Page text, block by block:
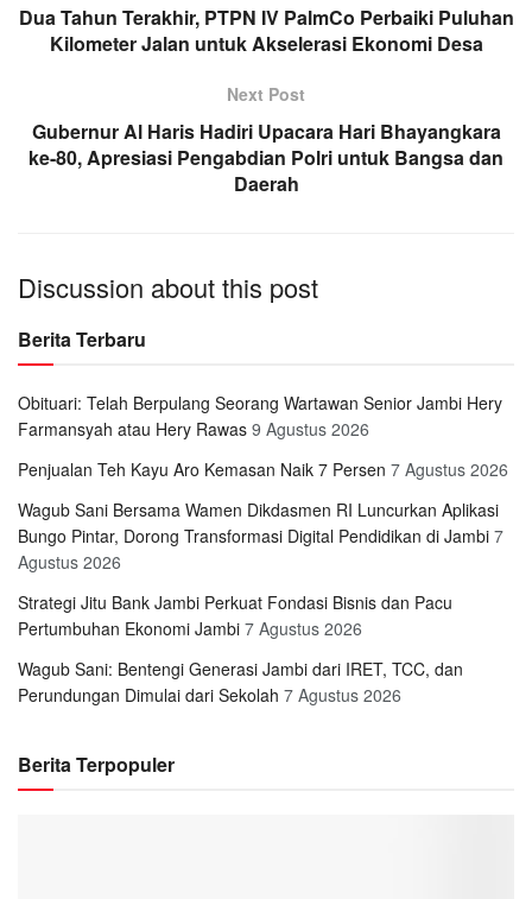
Dua Tahun Terakhir, PTPN IV PalmCo Perbaiki Puluhan
Kilometer Jalan untuk Akselerasi Ekonomi Desa
Next Post
Gubernur Al Haris Hadiri Upacara Hari Bhayangkara
ke-80, Apresiasi Pengabdian Polri untuk Bangsa dan
Daerah
Discussion about this post
Berita Terbaru
Obituari: Telah Berpulang Seorang Wartawan Senior Jambi Hery
Farmansyah atau Hery Rawas 9 Agustus 2026
Penjualan Teh Kayu Aro Kemasan Naik 7 Persen 7 Agustus 2026
Wagub Sani Bersama Wamen Dikdasmen RI Luncurkan Aplikasi
Bungo Pintar, Dorong Transformasi Digital Pendidikan di Jambi 7
Agustus 2026
Strategi Jitu Bank Jambi Perkuat Fondasi Bisnis dan Pacu
Pertumbuhan Ekonomi Jambi 7 Agustus 2026
Wagub Sani: Bentengi Generasi Jambi dari IRET, TCC, dan
Perundungan Dimulai dari Sekolah 7 Agustus 2026
Berita Terpopuler